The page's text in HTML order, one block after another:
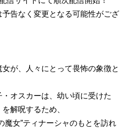
告なく変更となる可能性がござ
が、人々にとって畏怖の象徴と
オスカーは、幼い頃に受けた
解呪するため、
魔女”ティナーシャのもとを訪れ